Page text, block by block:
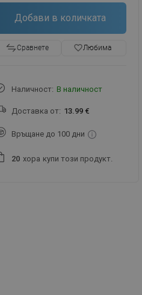
Добави в количката
Сравнете favorite_borderЛюбима
Наличност: В наличност
Доставка от: 13.99 €
Връщане до 100 дни
20 хора купи този продукт.